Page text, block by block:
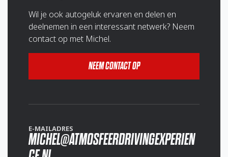
Wil je ook autogeluk ervaren en delen en
deelnemen in een interessant netwerk? Neem
contact op met Michel.
NEEM CONTACT OP
E-MAILADRES
MICHEL@ATMOSFEERDRIVINGEXPERIEN